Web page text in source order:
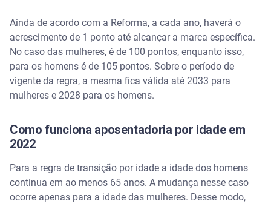
Ainda de acordo com a Reforma, a cada ano, haverá o
acrescimento de 1 ponto até alcançar a marca específica.
No caso das mulheres, é de 100 pontos, enquanto isso,
para os homens é de 105 pontos. Sobre o período de
vigente da regra, a mesma fica válida até 2033 para
mulheres e 2028 para os homens.
Como funciona aposentadoria por idade em
2022
Para a regra de transição por idade a idade dos homens
continua em ao menos 65 anos. A mudança nesse caso
ocorre apenas para a idade das mulheres. Desse modo,